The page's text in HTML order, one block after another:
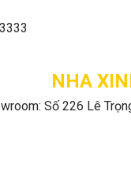
NHA
Số 226 Lê